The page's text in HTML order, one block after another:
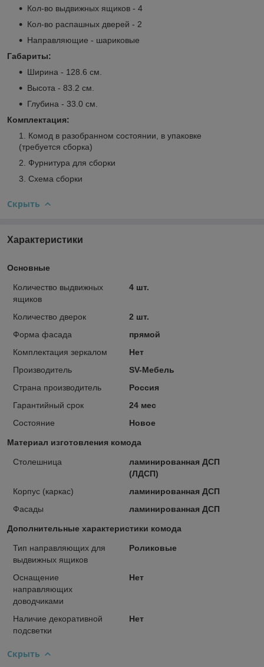
Кол-во выдвижных ящиков - 4
Кол-во распашных дверей - 2
Направляющие - шариковые
Габариты:
Ширина - 128.6 см.
Высота - 83.2 см.
Глубина - 33.0 см.
Комплектация:
Комод в разобранном состоянии, в упаковке
(требуется сборка)
Фурнитура для сборки
Схема сборки
Скрыть
Характеристики
Основные
Количество выдвижных
ящиков
4 шт.
Количество дверок
2 шт.
Форма фасада
прямой
Комплектация зеркалом
Нет
Производитель
SV-Мебель
Страна производитель
Россия
Гарантийный срок
24 мес
Состояние
Новое
Материал изготовления комода
Столешница
ламинированная ДСП
(ЛДСП)
Корпус (каркас)
ламинированная ДСП
Фасады
ламинированная ДСП
Дополнительные характеристики комода
Тип направляющих для
выдвижных ящиков
Роликовые
Оснащение
направляющих
доводчиками
Нет
Наличие декоративной
подсветки
Нет
Скрыть